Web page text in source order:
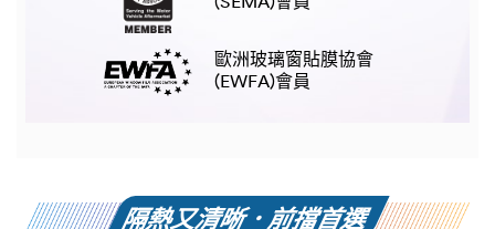
(SEMA)會員
歐洲玻璃窗貼膜協會
(EWFA)會員
隔熱又清晰．前擋首選